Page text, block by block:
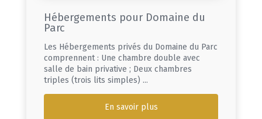
Hébergements pour Domaine du
Parc
Les Hébergements privés du Domaine du Parc
comprennent : Une chambre double avec
salle de bain privative ; Deux chambres
triples (trois lits simples) ...
En savoir plus